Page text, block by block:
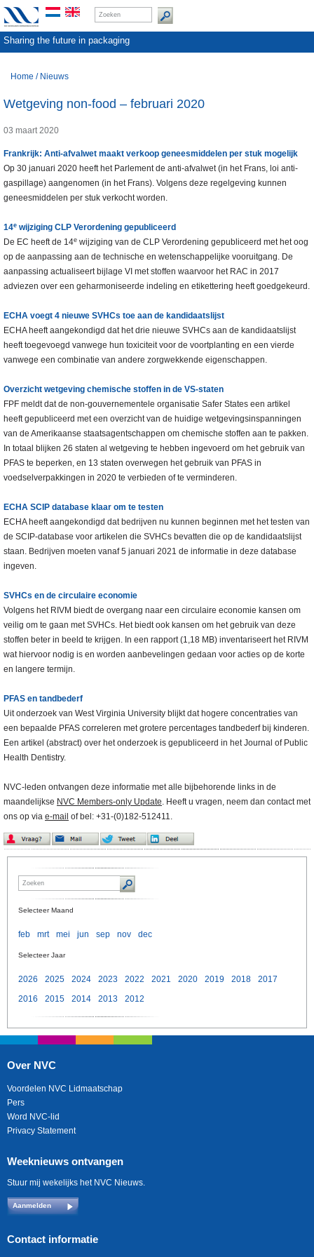
Sharing the future in packaging
Home / Nieuws
Wetgeving non-food – februari 2020
03 maart 2020
Frankrijk: Anti-afvalwet maakt verkoop geneesmiddelen per stuk mogelijk
Op 30 januari 2020 heeft het Parlement de anti-afvalwet (in het Frans, loi anti-
gaspillage) aangenomen (in het Frans). Volgens deze regelgeving kunnen
geneesmiddelen per stuk verkocht worden.
14e wijziging CLP Verordening gepubliceerd
De EC heeft de 14e wijziging van de CLP Verordening gepubliceerd met het oog
op de aanpassing aan de technische en wetenschappelijke vooruitgang. De
aanpassing actualiseert bijlage VI met stoffen waarvoor het RAC in 2017
adviezen over een geharmoniseerde indeling en etikettering heeft goedgekeurd.
ECHA voegt 4 nieuwe SVHCs toe aan de kandidaatslijst
ECHA heeft aangekondigd dat het drie nieuwe SVHCs aan de kandidaatslijst
heeft toegevoegd vanwege hun toxiciteit voor de voortplanting en een vierde
vanwege een combinatie van andere zorgwekkende eigenschappen.
Overzicht wetgeving chemische stoffen in de VS-staten
FPF meldt dat de non-gouvernementele organisatie Safer States een artikel
heeft gepubliceerd met een overzicht van de huidige wetgevingsinspanningen
van de Amerikaanse staatsagentschappen om chemische stoffen aan te pakken.
In totaal blijken 26 staten al wetgeving te hebben ingevoerd om het gebruik van
PFAS te beperken, en 13 staten overwegen het gebruik van PFAS in
voedselverpakkingen in 2020 te verbieden of te verminderen.
ECHA SCIP database klaar om te testen
ECHA heeft aangekondigd dat bedrijven nu kunnen beginnen met het testen van
de SCIP-database voor artikelen die SVHCs bevatten die op de kandidaatslijst
staan. Bedrijven moeten vanaf 5 januari 2021 de informatie in deze database
ingeven.
SVHCs en de circulaire economie
Volgens het RIVM biedt de overgang naar een circulaire economie kansen om
veilig om te gaan met SVHCs. Het biedt ook kansen om het gebruik van deze
stoffen beter in beeld te krijgen. In een rapport (1,18 MB) inventariseert het RIVM
wat hiervoor nodig is en worden aanbevelingen gedaan voor acties op de korte
en langere termijn.
PFAS en tandbederf
Uit onderzoek van West Virginia University blijkt dat hogere concentraties van
een bepaalde PFAS correleren met grotere percentages tandbederf bij kinderen.
Een artikel (abstract) over het onderzoek is gepubliceerd in het Journal of Public
Health Dentistry.
NVC-leden ontvangen deze informatie met alle bijbehorende links in de
maandelijkse NVC Members-only Update. Heeft u vragen, neem dan contact met
ons op via e-mail of bel: +31-(0)182-512411.
Selecteer Maand
feb mrt mei jun sep nov dec
Selecteer Jaar
2026 2025 2024 2023 2022 2021 2020 2019 2018
2017
2016
2015 2014 2013 2012
Over NVC
Voordelen NVC Lidmaatschap
Pers
Word NVC-lid
Privacy Statement
Weeknieuws ontvangen
Stuur mij wekelijks het NVC Nieuws.
Aanmelden
Contact informatie